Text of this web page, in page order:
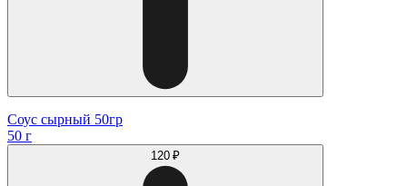
Соус сырный 50гр
50 г
120 ₽